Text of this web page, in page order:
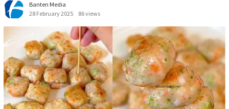
Banten Media
28 February 2025
86 views